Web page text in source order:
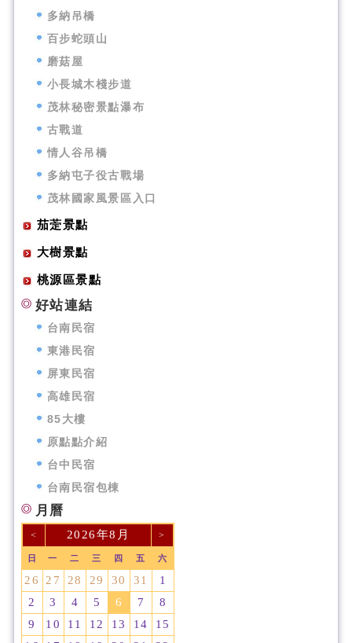
多納吊橋
百步蛇頭山
磨菇屋
小長城木棧步道
茂林秘密景點瀑布
古戰道
情人谷吊橋
多納屯子役古戰場
茂林國家風景區入口
茄萣景點
大樹景點
桃源區景點
好站連結
台南民宿
東港民宿
屏東民宿
高雄民宿
85大樓
原點點介紹
台中民宿
台南民宿包棟
月曆
< 2026年8月 >
日 一 二 三 四 五 六
26 27 28 29 30 31
1
2
3 4 5 6 7
8
9
10 11 12 13 14
15